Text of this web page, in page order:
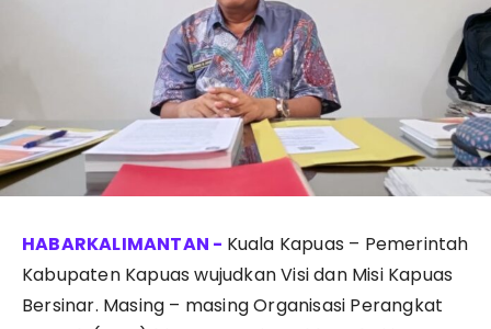
Kuala Kapuas – Pemerintah
Kabupaten Kapuas wujudkan Visi dan Misi Kapuas
Bersinar. Masing – masing Organisasi Perangkat